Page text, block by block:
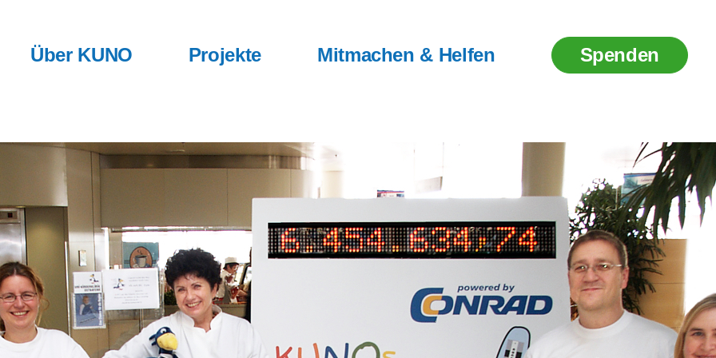
Über KUNO Projekte Mitmachen & Helfen Spenden